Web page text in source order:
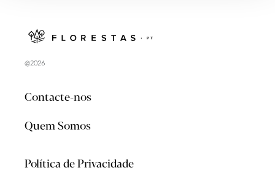
@2026
Contacte-nos
Quem Somos
Política de Privacidade